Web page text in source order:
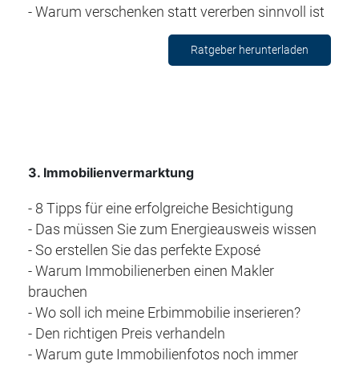
- Warum verschenken statt vererben sinnvoll ist
Ratgeber herunterladen
3. Immobilienvermarktung
- 8 Tipps für eine erfolgreiche Besichtigung
- Das müssen Sie zum Energieausweis wissen
- So erstellen Sie das perfekte Exposé
- Warum Immobilienerben einen Makler
brauchen
- Wo soll ich meine Erbimmobilie inserieren?
- Den richtigen Preis verhandeln
- Warum gute Immobilienfotos noch immer